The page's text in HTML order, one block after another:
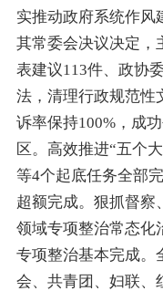
实推动政府系统作风
其常委会决议决定，
表建议113件、政协
法，清理行政规范性
诉率保持100%， 成
区。高效推进“五个
等4个起底任务全部
超额完成。 狠抓督察、
领域专项整治常态化
专项整治基本完成。
会、共青团、妇联、